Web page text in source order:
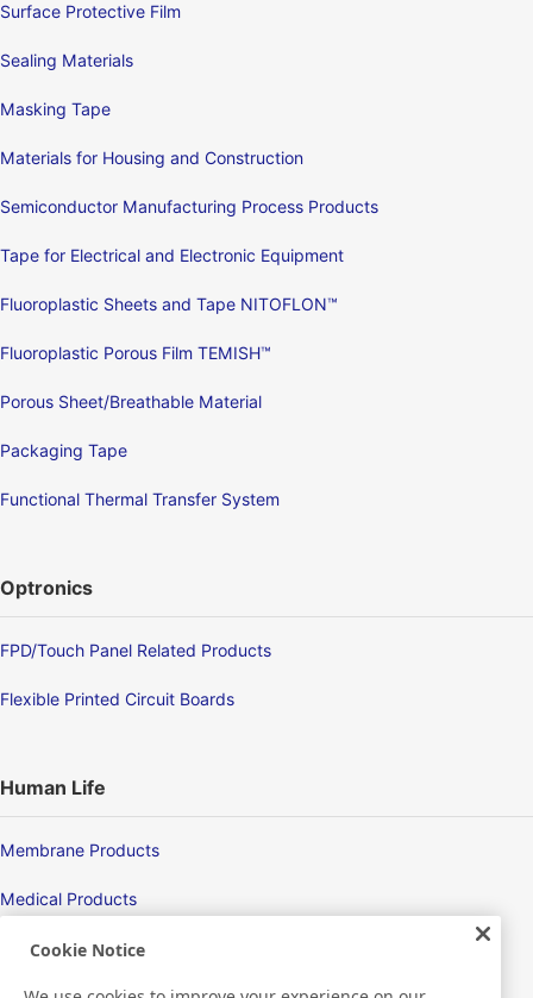
Surface Protective Film
Sealing Materials
Masking Tape
Materials for Housing and Construction
Semiconductor Manufacturing Process Products
Tape for Electrical and Electronic Equipment
Fluoroplastic Sheets and Tape NITOFLON™
Fluoroplastic Porous Film TEMISH™
Porous Sheet/Breathable Material
Packaging Tape
Functional Thermal Transfer System
Optronics
FPD/Touch Panel Related Products
Flexible Printed Circuit Boards
Human Life
Membrane Products
Medical Products
Hygiene
Cookie Notice